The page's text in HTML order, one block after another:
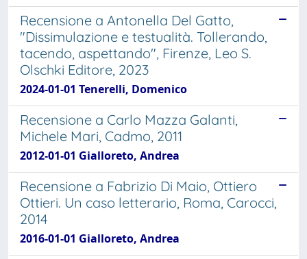
Recensione a Antonella Del Gatto,
"Dissimulazione e testualità. Tollerando,
tacendo, aspettando", Firenze, Leo S.
Olschki Editore, 2023
2024-01-01 Tenerelli, Domenico
Recensione a Carlo Mazza Galanti,
Michele Mari, Cadmo, 2011
2012-01-01 Gialloreto, Andrea
Recensione a Fabrizio Di Maio, Ottiero
Ottieri. Un caso letterario, Roma, Carocci,
2014
2016-01-01 Gialloreto, Andrea